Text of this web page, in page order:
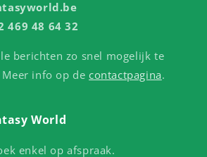
469 48 64 32
berichten zo snel mogelijk te
Meer info op decontactpagina.
World
enkel op afspraak.